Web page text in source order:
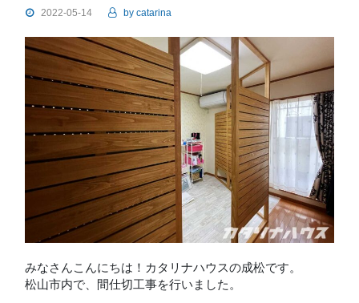
2022-05-14 by catarina
みなさんこんにちは！カタリナハウスの成松です。
松山市内で、間仕切工事を行いました。